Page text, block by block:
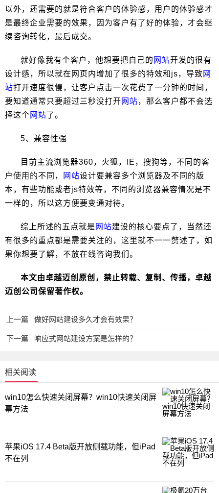
以外，还需要的就是符合客户的体验感，用户的体验感才
是最终企业需要的效果，因为客户有了好的体验，才会继
续咨询转化，最后成交。
就好像我有个客户，他想要把自己的 网站开发的很有
设计感，所以就在网页内增加了很多的特效和js，导致 网
站打开速度很慢，让客户点击一次花费了一分钟的时间，
要知道通常只要超过三秒没打开 网站，那么客户都不会选
择这个 网站了。
5、兼容性强
目前主流浏览器360，火狐，IE，搜狗等，不同的客
户使用的不同，
网站设计要兼容多个浏览器及不同的版
本，有些功能或者js特效等，不同的浏览器兼容情况是不
一样的，所以这方便要变通对待。
综上所述的五点就是 网站建设的核心要点了，当然还
有很多的重点都是需要关注的，这里就不一一赘述了，如
果你想要了解，不放在线咨询我们。
本文由卓越迈创原创，禁止转载、复制、传播，卓越
迈创公司保留著作权。
上一篇 做好网站建设多久才会有效果？
下一篇 响应式网站建设方案是怎样的？
相关阅读
win10怎么快速关闭屏幕？win10快速关闭屏
幕方法
苹果iOS 17.4 Beta版开放侧载功能，但iPad
不在列